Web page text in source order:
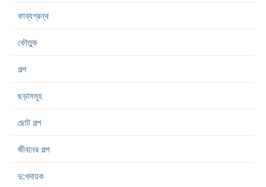
কাব্যগ্রন্থ
কৌতুক
গল্প
ছড়াসমূহ
ছোট গল্প
জীবনের গল্প
দু:খদায়ক